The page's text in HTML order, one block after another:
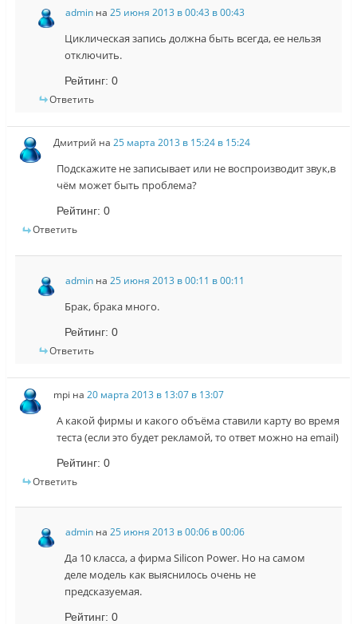
adminна 25 июня 2013 в 00:43 в 00:43
Циклическая запись должна быть всегда, ее нельзя
отключить.
Рейтинг: 0
Ответить
Дмитрий на25 марта 2013 в 15:24 в 15:24
Подскажите не записывает или не воспроизводит звук,в
чём может быть проблема?
Рейтинг: 0
Ответить
adminна 25 июня 2013 в 00:11 в 00:11
Брак, брака много.
Рейтинг: 0
Ответить
mpi на20 марта 2013 в 13:07 в 13:07
А какой фирмы и какого объёма ставили карту во время
теста (если это будет рекламой, то ответ можно на email)
Рейтинг: 0
Ответить
adminна 25 июня 2013 в 00:06 в 00:06
Да 10 класса, а фирма Silicon Power. Но на самом
деле модель как выяснилось очень не
предсказуемая.
Рейтинг: 0